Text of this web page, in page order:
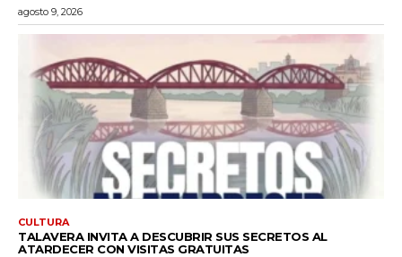
agosto 9, 2026
CULTURA
TALAVERA INVITA A DESCUBRIR SUS SECRETOS AL
ATARDECER CON VISITAS GRATUITAS